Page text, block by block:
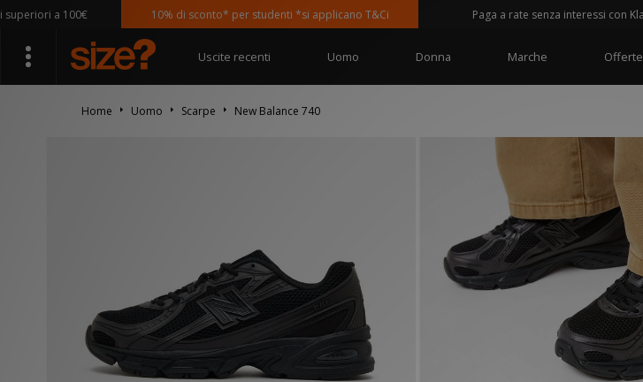
a 100€ 10% di sconto* per studenti *si applicano T&Ci Paga a rate senza interessi con Klarna
Uscite recenti Uomo Donna Marche Offerte
Home Uomo Scarpe New Balance 740